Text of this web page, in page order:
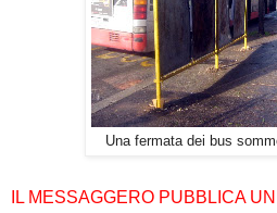
Una fermata dei bus
IL MESSAGGERO PUBBLICA